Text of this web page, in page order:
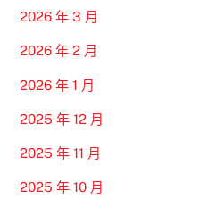
2026 年 3 月
2026 年 2 月
2026 年 1 月
2025 年 12 月
2025 年 11 月
2025 年 10 月